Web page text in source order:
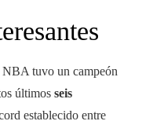
tuvo un campeón
últimos seis
establecido entre